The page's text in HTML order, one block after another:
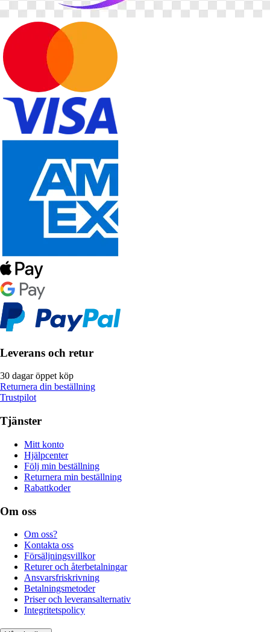
Leverans och retur
30 dagar öppet köp
Returnera din beställning
Trustpilot
Tjänster
Mitt konto
Hjälpcenter
Följ min beställning
Returnera min beställning
Rabattkoder
Om oss
Om oss?
Kontakta oss
Försäljningsvillkor
Returer och återbetalningar
Ansvarsfriskrivning
Betalningsmetoder
Priser och leveransalternativ
Integritetspolicy